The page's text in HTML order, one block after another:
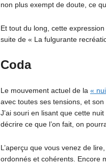
non plus exempt de doute, ce
Et tout du long, cette
suite de « La fulgurante
Coda
Le mouvement actuel de la «
avec toutes ses tensions, et
J’ai souri en lisant que cette
décrire ce que l’on fait, on
L’aperçu que vous venez de
ordonnés et cohérents. Encore